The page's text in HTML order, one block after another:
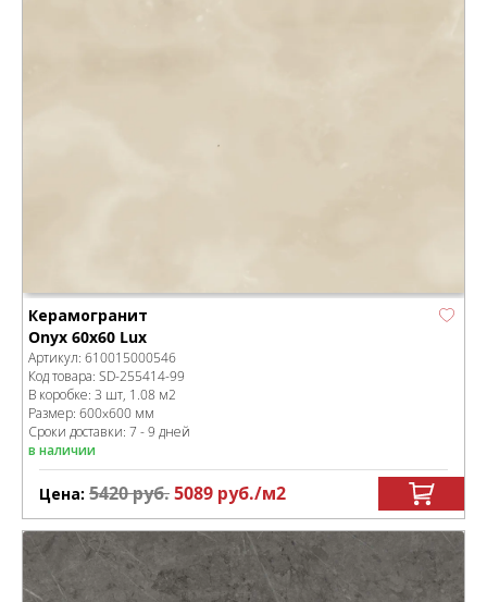
Керамогранит
Onyx 60x60 Lux
Артикул: 610015000546
Код товара: SD-255414-99
В коробке: 3 шт, 1.08 м2
Размер: 600x600 мм
Сроки доставки: 7 - 9 дней
в наличии
Цена: 5420руб.5089 руб./м2